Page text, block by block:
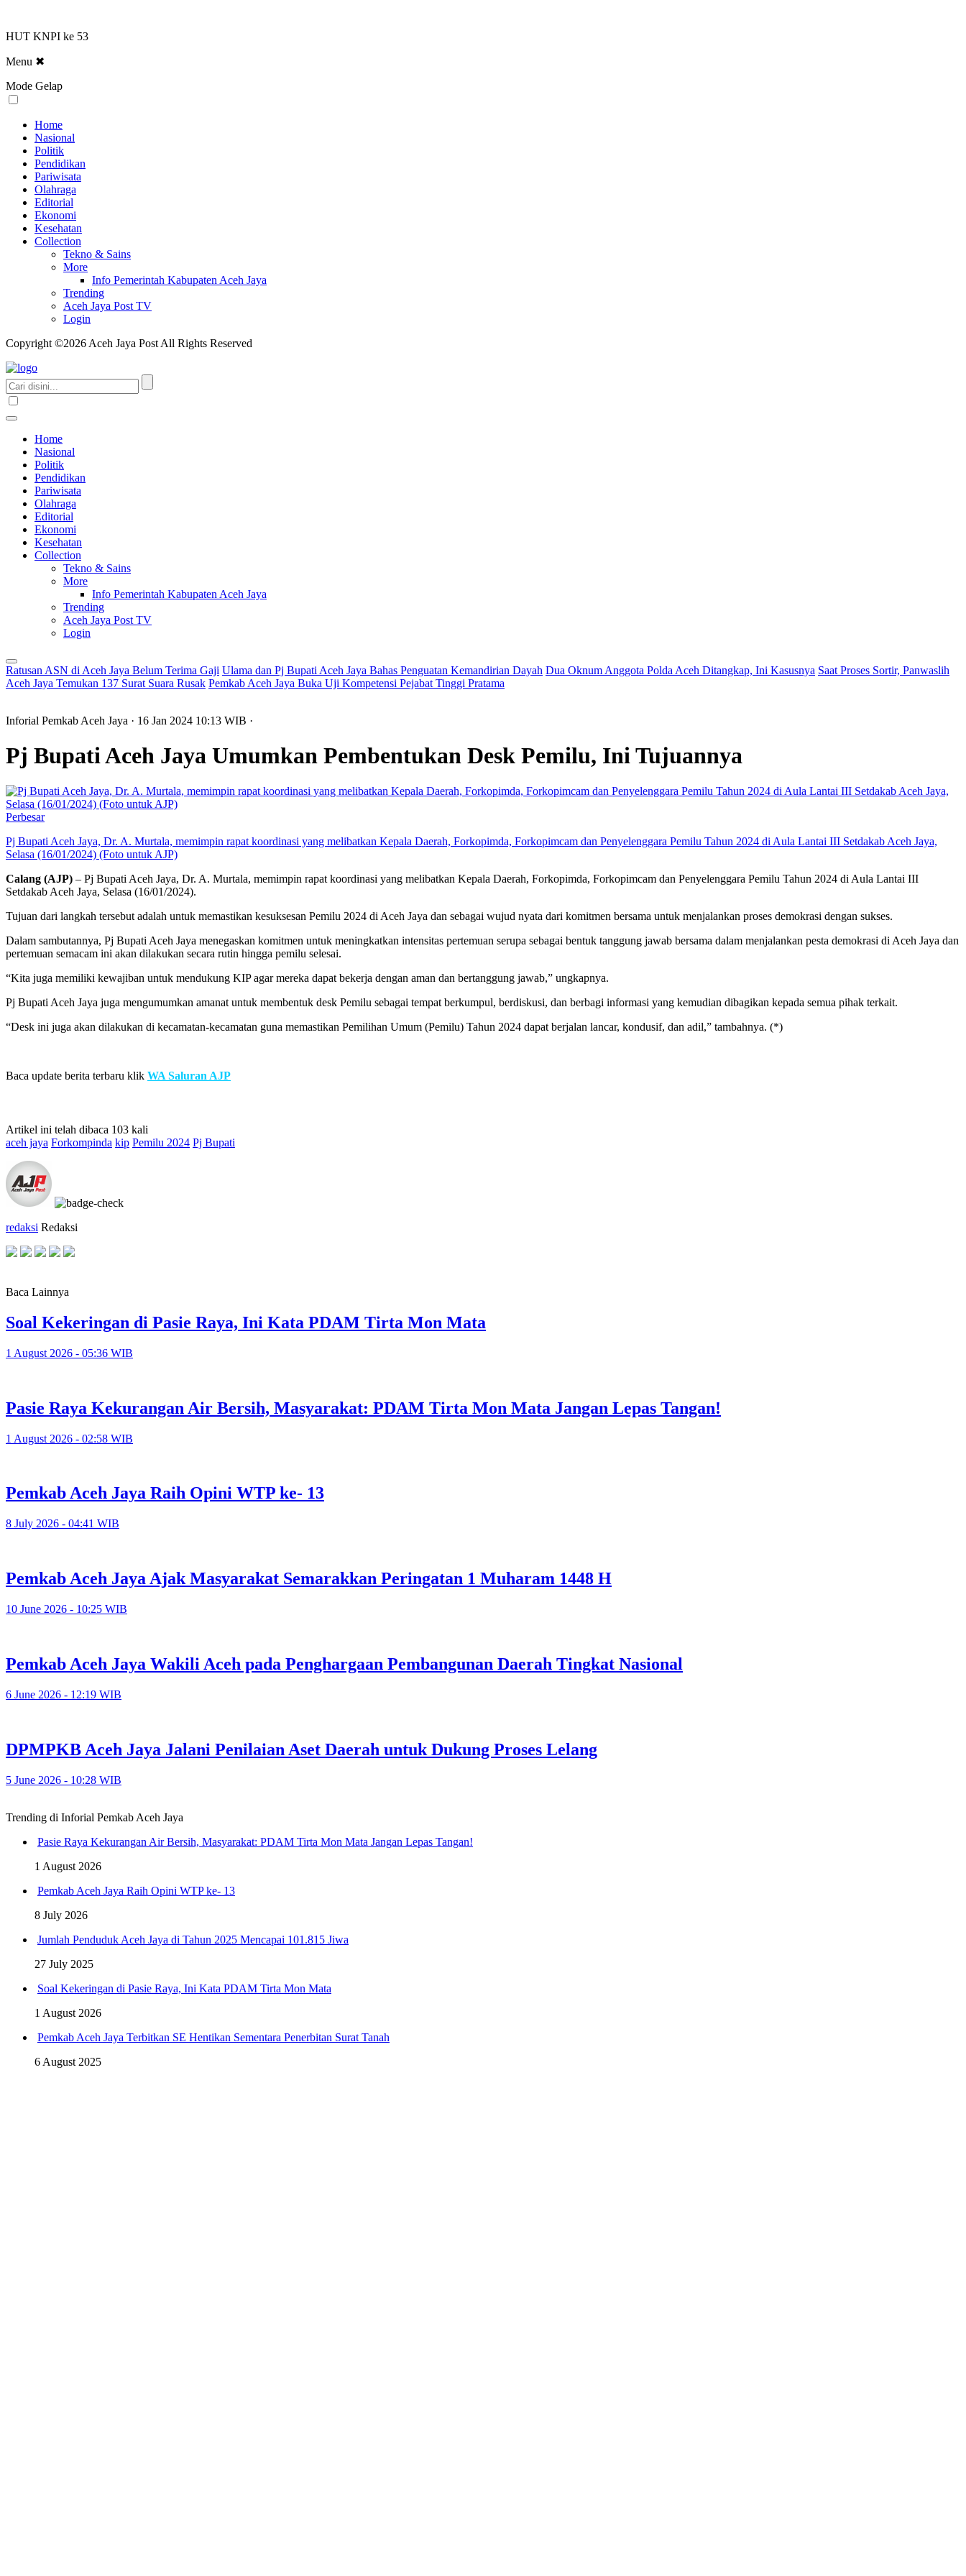
HUT KNPI ke 53
Menu ✖
Mode Gelap
Home
Nasional
Politik
Pendidikan
Pariwisata
Olahraga
Editorial
Ekonomi
Kesehatan
Collection
Tekno & Sains
More
Info Pemerintah Kabupaten Aceh Jaya
Trending
Aceh Jaya Post TV
Login
Copyright ©2026 Aceh Jaya Post All Rights Reserved
Home
Nasional
Politik
Pendidikan
Pariwisata
Olahraga
Editorial
Ekonomi
Kesehatan
Collection
Tekno & Sains
More
Info Pemerintah Kabupaten Aceh Jaya
Trending
Aceh Jaya Post TV
Login
Ratusan ASN di Aceh Jaya Belum Terima Gaji Ulama dan Pj Bupati Aceh Jaya Bahas Penguatan Kemandirian Dayah Dua Oknum Anggota Polda Aceh Ditangkap, Ini Kasusnya Saat Proses Sortir, Panwaslih
Aceh Jaya Temukan 137 Surat Suara Rusak Pemkab Aceh Jaya Buka Uji Kompetensi Pejabat Tinggi Pratama
Inforial Pemkab Aceh Jaya · 16 Jan 2024 10:13 WIB ·
Pj Bupati Aceh Jaya Umumkan Pembentukan Desk Pemilu, Ini Tujuannya
Perbesar
Pj Bupati Aceh Jaya, Dr. A. Murtala, memimpin rapat koordinasi yang melibatkan Kepala Daerah, Forkopimda, Forkopimcam dan Penyelenggara Pemilu Tahun 2024 di Aula Lantai III Setdakab Aceh Jaya,
Selasa (16/01/2024) (Foto untuk AJP)
Calang (AJP) – Pj Bupati Aceh Jaya, Dr. A. Murtala, memimpin rapat koordinasi yang melibatkan Kepala Daerah, Forkopimda, Forkopimcam dan Penyelenggara Pemilu Tahun 2024 di Aula Lantai III
Setdakab Aceh Jaya, Selasa (16/01/2024).
Tujuan dari langkah tersebut adalah untuk memastikan kesuksesan Pemilu 2024 di Aceh Jaya dan sebagai wujud nyata dari komitmen bersama untuk menjalankan proses demokrasi dengan sukses.
Dalam sambutannya, Pj Bupati Aceh Jaya menegaskan komitmen untuk meningkatkan intensitas pertemuan serupa sebagai bentuk tanggung jawab bersama dalam menjalankan pesta demokrasi di Aceh Jaya dan
pertemuan semacam ini akan dilakukan secara rutin hingga pemilu selesai.
“Kita juga memiliki kewajiban untuk mendukung KIP agar mereka dapat bekerja dengan aman dan bertanggung jawab,” ungkapnya.
Pj Bupati Aceh Jaya juga mengumumkan amanat untuk membentuk desk Pemilu sebagai tempat berkumpul, berdiskusi, dan berbagi informasi yang kemudian dibagikan kepada semua pihak terkait.
“Desk ini juga akan dilakukan di kecamatan-kecamatan guna memastikan Pemilihan Umum (Pemilu) Tahun 2024 dapat berjalan lancar, kondusif, dan adil,” tambahnya. (*)
Baca update berita terbaru klik WA Saluran AJP
Artikel ini telah dibaca 103 kali
aceh jaya Forkompinda kip Pemilu 2024 Pj Bupati
redaksi Redaksi
Baca Lainnya
Soal Kekeringan di Pasie Raya, Ini Kata PDAM Tirta Mon Mata
1 August 2026 - 05:36 WIB
Pasie Raya Kekurangan Air Bersih, Masyarakat: PDAM Tirta Mon Mata Jangan Lepas Tangan!
1 August 2026 - 02:58 WIB
Pemkab Aceh Jaya Raih Opini WTP ke- 13
8 July 2026 - 04:41 WIB
Pemkab Aceh Jaya Ajak Masyarakat Semarakkan Peringatan 1 Muharam 1448 H
10 June 2026 - 10:25 WIB
Pemkab Aceh Jaya Wakili Aceh pada Penghargaan Pembangunan Daerah Tingkat Nasional
6 June 2026 - 12:19 WIB
DPMPKB Aceh Jaya Jalani Penilaian Aset Daerah untuk Dukung Proses Lelang
5 June 2026 - 10:28 WIB
Trending di Inforial Pemkab Aceh Jaya
Pasie Raya Kekurangan Air Bersih, Masyarakat: PDAM Tirta Mon Mata Jangan Lepas Tangan!
1 August 2026
Pemkab Aceh Jaya Raih Opini WTP ke- 13
8 July 2026
Jumlah Penduduk Aceh Jaya di Tahun 2025 Mencapai 101.815 Jiwa
27 July 2025
Soal Kekeringan di Pasie Raya, Ini Kata PDAM Tirta Mon Mata
1 August 2026
Pemkab Aceh Jaya Terbitkan SE Hentikan Sementara Penerbitan Surat Tanah
6 August 2025